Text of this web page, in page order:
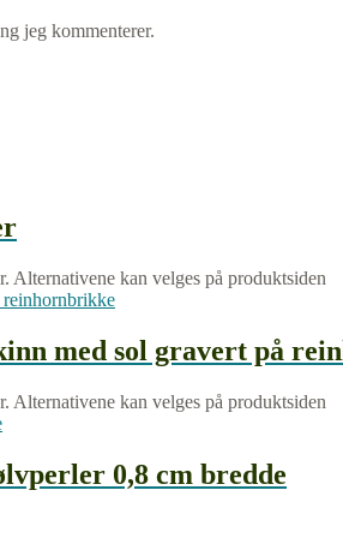
jeg kommenterer.
Alternativene kan velges på produktsiden
med sol gravert på
Alternativene kan velges på produktsiden
0,8 cm bredde